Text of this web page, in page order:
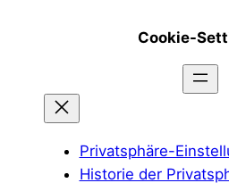
Cookie-
Privatsphäre-
Historie der